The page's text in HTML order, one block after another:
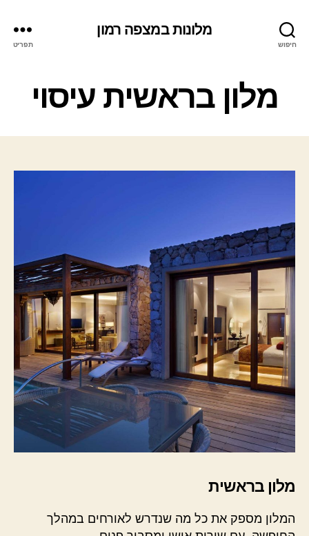
חיפוש
מלונות במצפה רמון
תפריט
ק
ט
מלון בראשית עיסוי
מלון בראשית
המלון מספק את כל מה שנדרש לאורחים במהלך